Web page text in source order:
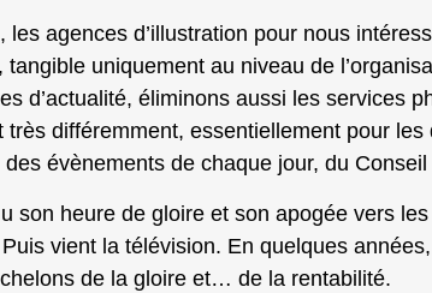
agences d’illustration pour nous
uniquement au niveau de
d’actualité, éliminons aussi les services
différemment, essentiellement pour les
évènements de chaque jour, du
son heure de gloire et son apogée vers
vient la télévision. En quelques
de la gloire et… de la rentabilité.